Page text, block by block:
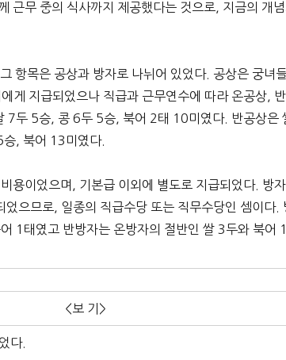
근무 중의 식사까지 제공했다는 것으로, 지금의 개
항목은 공상과 방자로 나뉘어 있었다. 공상은 궁녀
게 지급되었으나 직급과 근무연수에 따라 온공상,
7두 5승, 콩 6두 5승, 북어 2태 10미였다. 반공상은
, 북어 13미였다.
용이었으며, 기본급 이외에 별도로 지급되었다. 방
으므로, 일종의 직급수당 또는 직무수당인 셈이다.
1태였고 반방자는 온방자의 절반인 쌀 3두와 북어
<보 기>
다.